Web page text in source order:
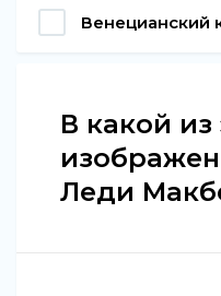
Венецианский
В какой из
Леди